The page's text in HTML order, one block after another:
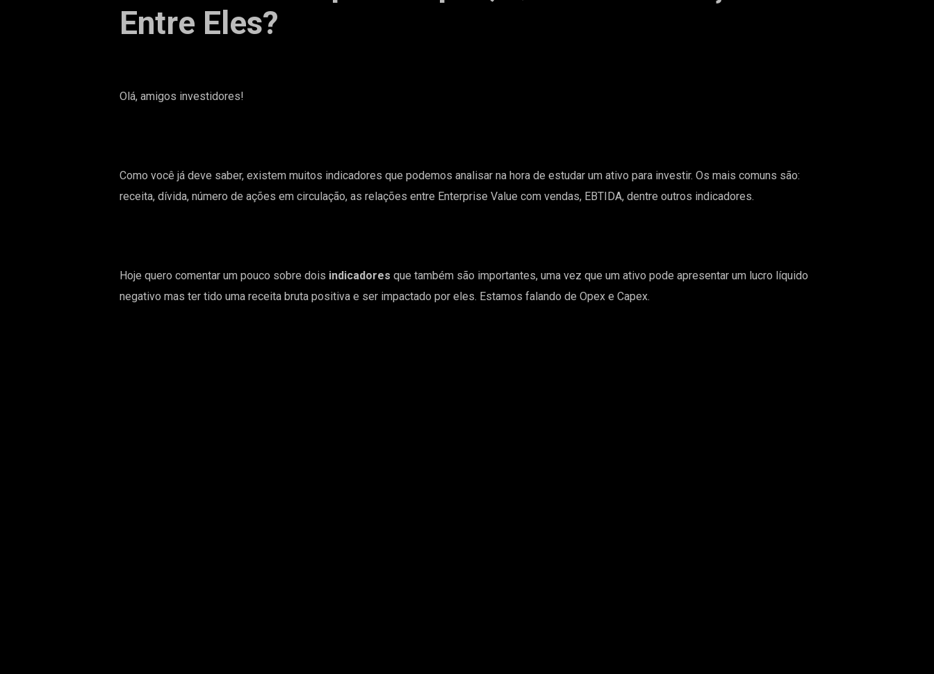
Entre Eles?
Olá, amigos investidores!
Como você já deve saber, existem muitos indicadores que podemos analisar na hora de estudar um ativo para investir. Os mais comuns são:
receita, dívida, número de ações em circulação, as relações entre Enterprise Value com vendas, EBTIDA, dentre outros indicadores.
Hoje quero comentar um pouco sobre dois indicadores que também são importantes, uma vez que um ativo pode apresentar um lucro líquido
negativo mas ter tido uma receita bruta positiva e ser impactado por eles. Estamos falando de Opex e Capex.